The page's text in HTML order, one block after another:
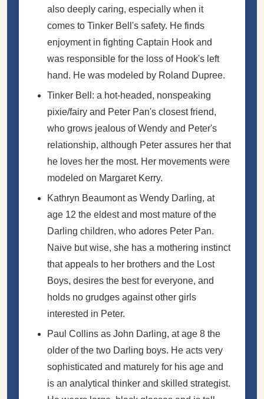
also deeply caring, especially when it
comes to Tinker Bell's safety. He finds
enjoyment in fighting Captain Hook and
was responsible for the loss of Hook's left
hand. He was modeled by Roland Dupree.
Tinker Bell: a hot-headed, nonspeaking
pixie/fairy and Peter Pan's closest friend,
who grows jealous of Wendy and Peter's
relationship, although Peter assures her that
he loves her the most. Her movements were
modeled on Margaret Kerry.
Kathryn Beaumont as Wendy Darling, at
age 12 the eldest and most mature of the
Darling children, who adores Peter Pan.
Naive but wise, she has a mothering instinct
that appeals to her brothers and the Lost
Boys, desires the best for everyone, and
holds no grudges against other girls
interested in Peter.
Paul Collins as John Darling, at age 8 the
older of the two Darling boys. He acts very
sophisticated and maturely for his age and
is an analytical thinker and skilled strategist.